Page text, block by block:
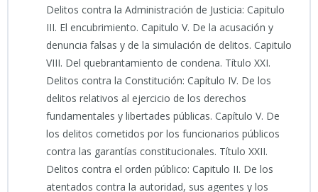
8.- Simulacro Tema 19: Código Penal (Bloque 8)
9.- Simulacro Maestro Tema 19: Código Penal (99 Preguntas)
BTEST 100 PREGUNTAS NUEVO TEMA 19 ESPECÍFICO 2026
PRESENTACIÓN TEMA 22 ESPECÍFICO_Patrimonial 2026
PODCAST TEMA 23 ESPECÍFICO
EN BLANCO_CTEST 100 PREGUNTAS NUEVO TEMA 23
ESPECÍFICO 2025
EN BLANCO_5SUPUESTOS TEMA 23 ESPECÍFICO_2025
Delitos contra la Administración de Justicia: Capitulo
III. El encubrimiento. Capitulo V. De la acusación y
denuncia falsas y de la simulación de delitos. Capitulo
VIII. Del quebrantamiento de condena. Título XXI.
Delitos contra la Constitución: Capítulo IV. De los
delitos relativos al ejercicio de los derechos
fundamentales y libertades públicas. Capítulo V. De
los delitos cometidos por los funcionarios públicos
contra las garantías constitucionales. Título XXII.
Delitos contra el orden público: Capitulo II. De los
atentados contra la autoridad, sus agentes y los